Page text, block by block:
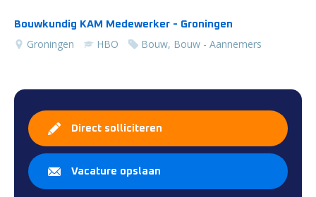
Bouwkundig KAM Medewerker - Groningen
Groningen HBO Bouw, Bouw - Aannemers
Direct solliciteren
Vacature opslaan